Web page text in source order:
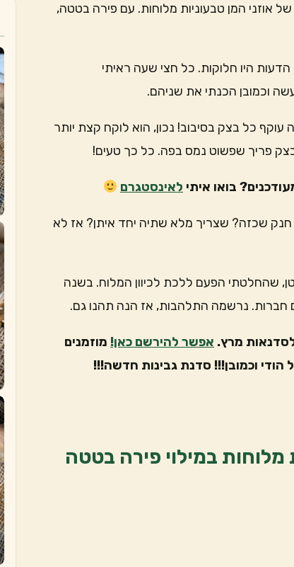
אוזני המן טבעוניות מלוחות. עם פירה בטטה,
היו חלוקות. כל חצי שעה ראיתי
וכמובן הכנתי את שניהם.
כל בצק בסיבוב! נכון, הוא לוקח קצת יותר
פריך שפשוט נמס בפה. כל כך טעים!
בואו איתי לאינסטגרם
חנק שכזה? שצריך מלא שתיה יחד איתן? אז לא
שהחלטתי הפעם ללכת לכיוון המלוח. בשנה
חברות. נרשמה התלהבות, אז הנה תהנו גם.
מרץ. אפשר להירשם כאן! מוזמנים
הודי וכמובן!!! סדנת גבינות חדשה!!!
מלוחות במילוי פירה בטטה